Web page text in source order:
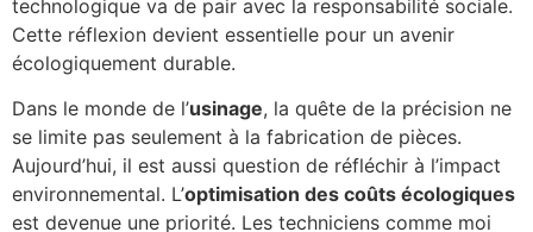
technologique va de pair avec la responsabilité sociale.
Cette réflexion devient essentielle pour un avenir
écologiquement durable.
Dans le monde de l’usinage, la quête de la précision ne
se limite pas seulement à la fabrication de pièces.
Aujourd’hui, il est aussi question de réfléchir à l’impact
environnemental. L’optimisation des coûts écologiques
est devenue une priorité. Les techniciens comme moi